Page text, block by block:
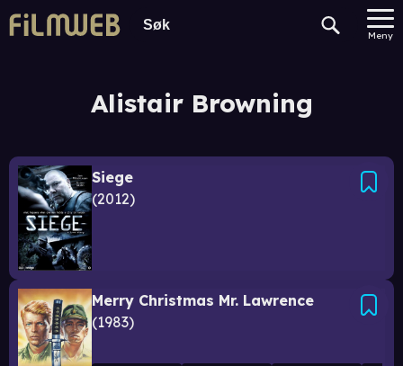
Meny
Alistair Browning
Siege
2012
Merry Christmas Mr. Lawrence
1983